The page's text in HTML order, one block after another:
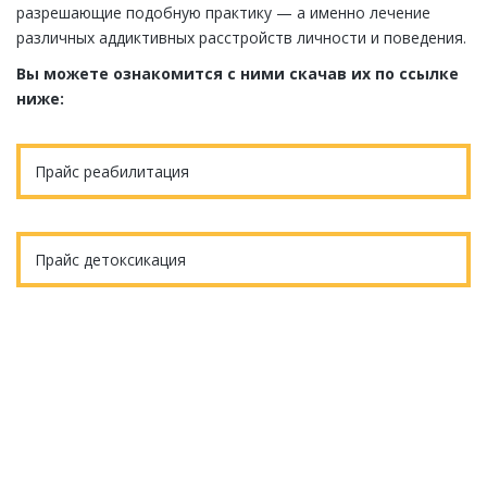
разрешающие подобную практику — а именно лечение
различных аддиктивных расстройств личности и поведения.
Вы можете ознакомится с ними скачав их по ссылке
ниже:
Прайс реабилитация
Прайс детоксикация